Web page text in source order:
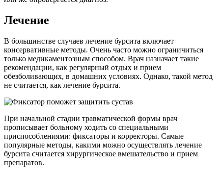
Лечение
В большинстве случаев лечение бурсита включает
консервативные методы. Очень часто можно ограничиться
только медикаментозным способом. Врач назначает такие
рекомендации, как регулярный отдых и прием
обезболивающих, в домашних условиях. Однако, такой метод
не считается, как лечение бурсита.
При начальной стадии травматической формы врач
прописывает больному ходить со специальными
приспособлениями: фиксаторы и корректоры. Самые
популярные методы, какими можно осуществлять лечение
бурсита считается хирургическое вмешательство и прием
препаратов.